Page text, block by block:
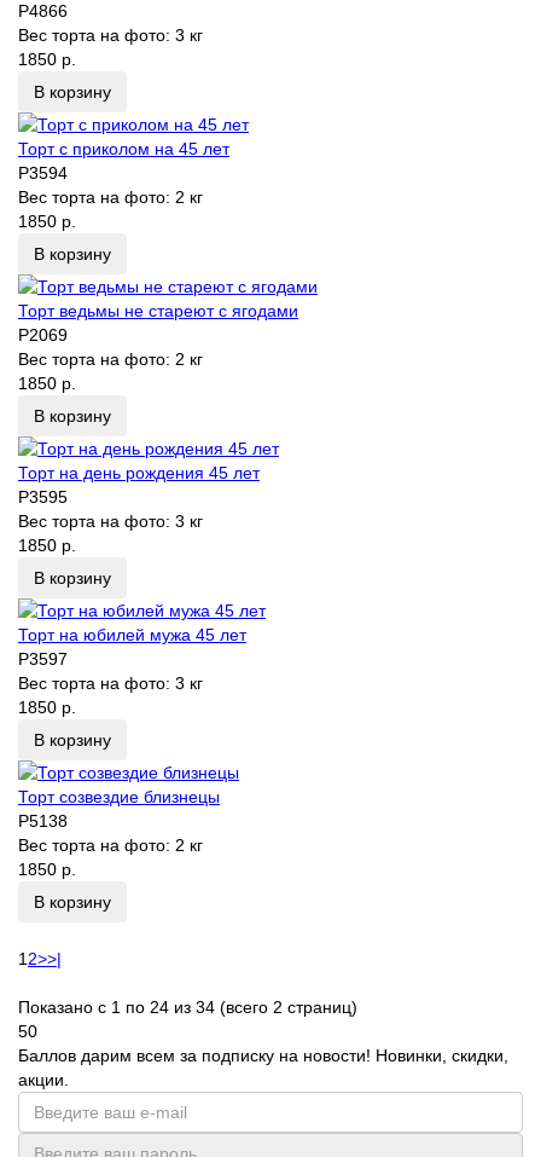
P4866
Вес торта на фото: 3 кг
1850 р.
В корзину
Торт с приколом на 45 лет
P3594
Вес торта на фото: 2 кг
1850 р.
В корзину
Торт ведьмы не стареют с ягодами
P2069
Вес торта на фото: 2 кг
1850 р.
В корзину
Торт на день рождения 45 лет
P3595
Вес торта на фото: 3 кг
1850 р.
В корзину
Торт на юбилей мужа 45 лет
P3597
Вес торта на фото: 3 кг
1850 р.
В корзину
Торт созвездие близнецы
P5138
Вес торта на фото: 2 кг
1850 р.
В корзину
1 2>>|
Показано с 1 по 24 из 34 (всего 2 страниц)
50
Баллов дарим всем за подписку на новости! Новинки, скидки,
акции.